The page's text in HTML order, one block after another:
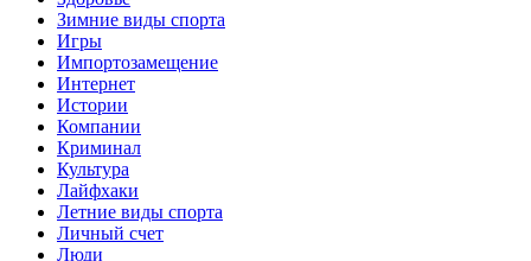
Зимние виды спорта
Игры
Импортозамещение
Интернет
Истории
Компании
Криминал
Культура
Лайфхаки
Летние виды спорта
Личный счет
Люди